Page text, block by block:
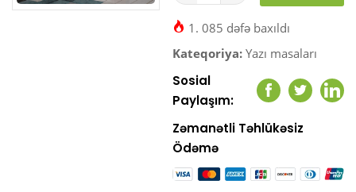
1. 085 dəfə baxıldı
Kateqoriya: Yazı masaları
Sosial
Paylaşım:
Facebook
Twitter
Zəmanətli Təhlükəsiz
Ödəmə